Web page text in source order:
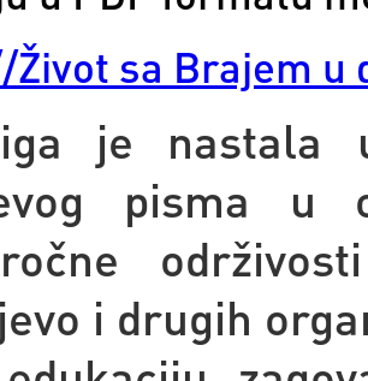
sa Brajem u
je nastala
pisma u
i drugih